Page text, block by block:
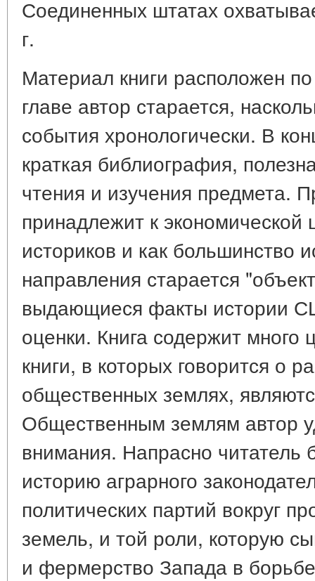
Соединенных штатах
г.
Материал книги расположен
главе автор старается,
события хронологически. В
краткая библиография,
чтения и изучения предмета.
принадлежит к экономической
историков и как большинство
направления старается
выдающиеся факты истории
оценки. Книга содержит много
книги, в которых говорится о
общественных землях,
Общественным землям автор
внимания. Напрасно читатель
историю аграрного
политических партий вокруг
земель, и той роли, которую
и фермерство Запада в